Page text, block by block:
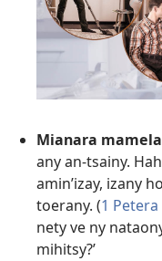
Mianara
any an-tsainy.
amin’izay, izany
toerany. (1 Petera
nety ve ny
mihitsy?’